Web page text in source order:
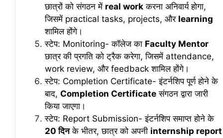
छात्रों को संगठन में real work करना अनिवार्य होगा,
जिसमें practical tasks, projects, और learning
शामिल होंगे।
स्टेप: Monitoring- कॉलेज का Faculty Mentor
छात्र की प्रगति को ट्रैक करेगा, जिसमें attendance,
work review, और feedback शामिल होंगे।
स्टेप: Completion Certificate- इंटर्नशिप पूर्ण होने के
बाद, Completion Certificate संगठन द्वारा जारी
किया जाएगा।
स्टेप: Report Submission- इंटर्नशिप समाप्त होने के
20 दिनके भीतर, छात्र को अपनी internship report